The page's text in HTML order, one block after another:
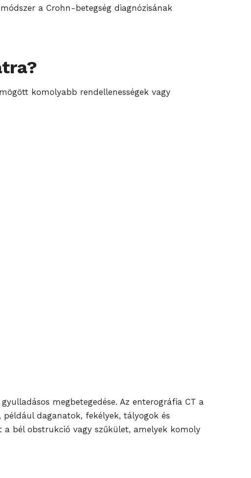
a Crohn-betegség diagnózisának
komolyabb rendellenességek vagy
megbetegedése. Az enterográfia CT a
daganatok, fekélyek, tályogok és
bél obstrukció vagy szűkület, amelyek komoly